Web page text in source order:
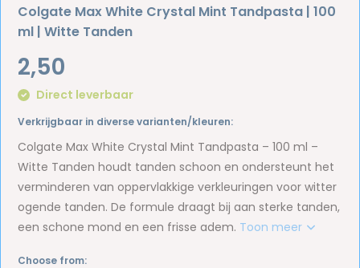
Colgate Max White Crystal Mint Tandpasta | 100
ml | Witte Tanden
2,50
Direct leverbaar
Verkrijgbaar in diverse varianten/kleuren:
Colgate Max White Crystal Mint Tandpasta – 100 ml –
Witte Tanden houdt tanden schoon en ondersteunt het
verminderen van oppervlakkige verkleuringen voor witter
ogende tanden. De formule draagt bij aan sterke tanden,
een schone mond en een frisse adem. Toon meer
Choose from: